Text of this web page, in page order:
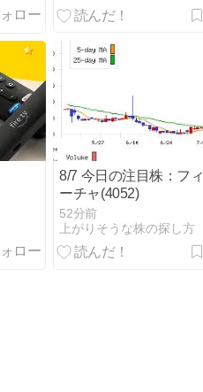
8/7 今日の注目株：フィ
ーチャ(4052)
52分前
上がりそうな株の探し方